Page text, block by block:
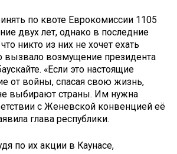
по квоте Еврокомиссии 1105
двух лет, однако в последние
никто из них не хочет ехать
вызвало возмущение президента
«Если это настоящие
от войны, спасая свою жизнь,
выбирают страны. Им нужна
с Женевской конвенцией её
глава республики.
по их акции в Каунасе,